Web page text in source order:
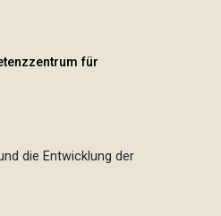
für
die Entwicklung der